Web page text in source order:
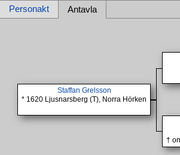
Personakt Antavla
Staffan Grelsson
* 1620 Ljusnarsberg (T), Norra Hörken
†